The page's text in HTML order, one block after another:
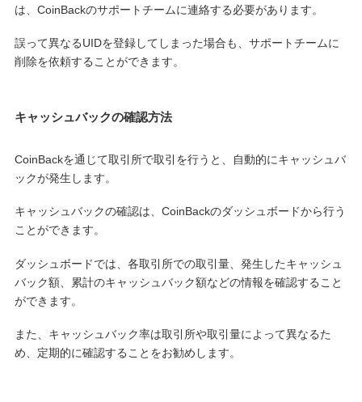
は、CoinBackのサポートチームに連絡する必要があります。
誤って異なるUIDを登録してしまった場合も、サポートチームに
削除を依頼することができます。
キャッシュバックの確認方法
CoinBackを通じて取引所で取引を行うと、自動的にキャッシュバ
ックが発生します。
キャッシュバックの確認は、CoinBackのダッシュボードから行う
ことができます。
ダッシュボードでは、各取引所での取引量、発生したキャッシュ
バック額、累計のキャッシュバック額などの情報を確認すること
ができます。
また、キャッシュバック率は取引所や取引量によって異なるた
め、定期的に確認することをお勧めします。